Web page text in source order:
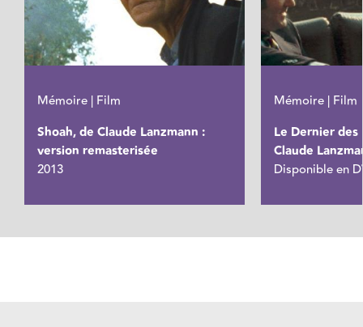
Mémoire | Film
Shoah, de Claude Lanzmann :
version remasterisée
2013
Mémoire | Film
Le Dernier des
Claude
Disponible en